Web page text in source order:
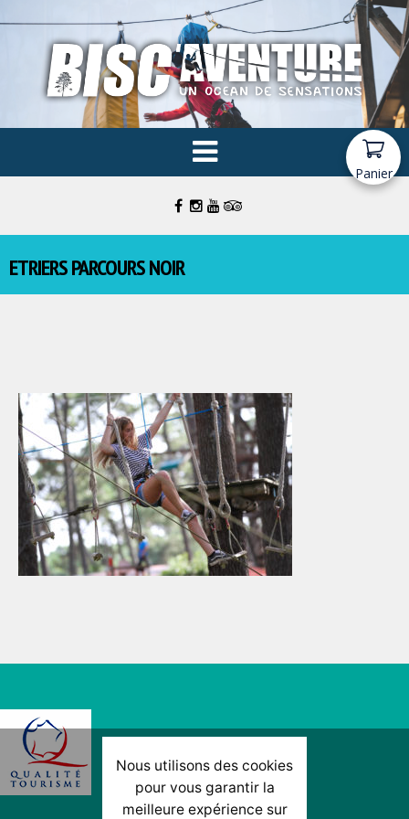
Panier
ETRIERS PARCOURS NOIR
Nous utilisons des cookies
pour vous garantir la
meilleure expérience sur